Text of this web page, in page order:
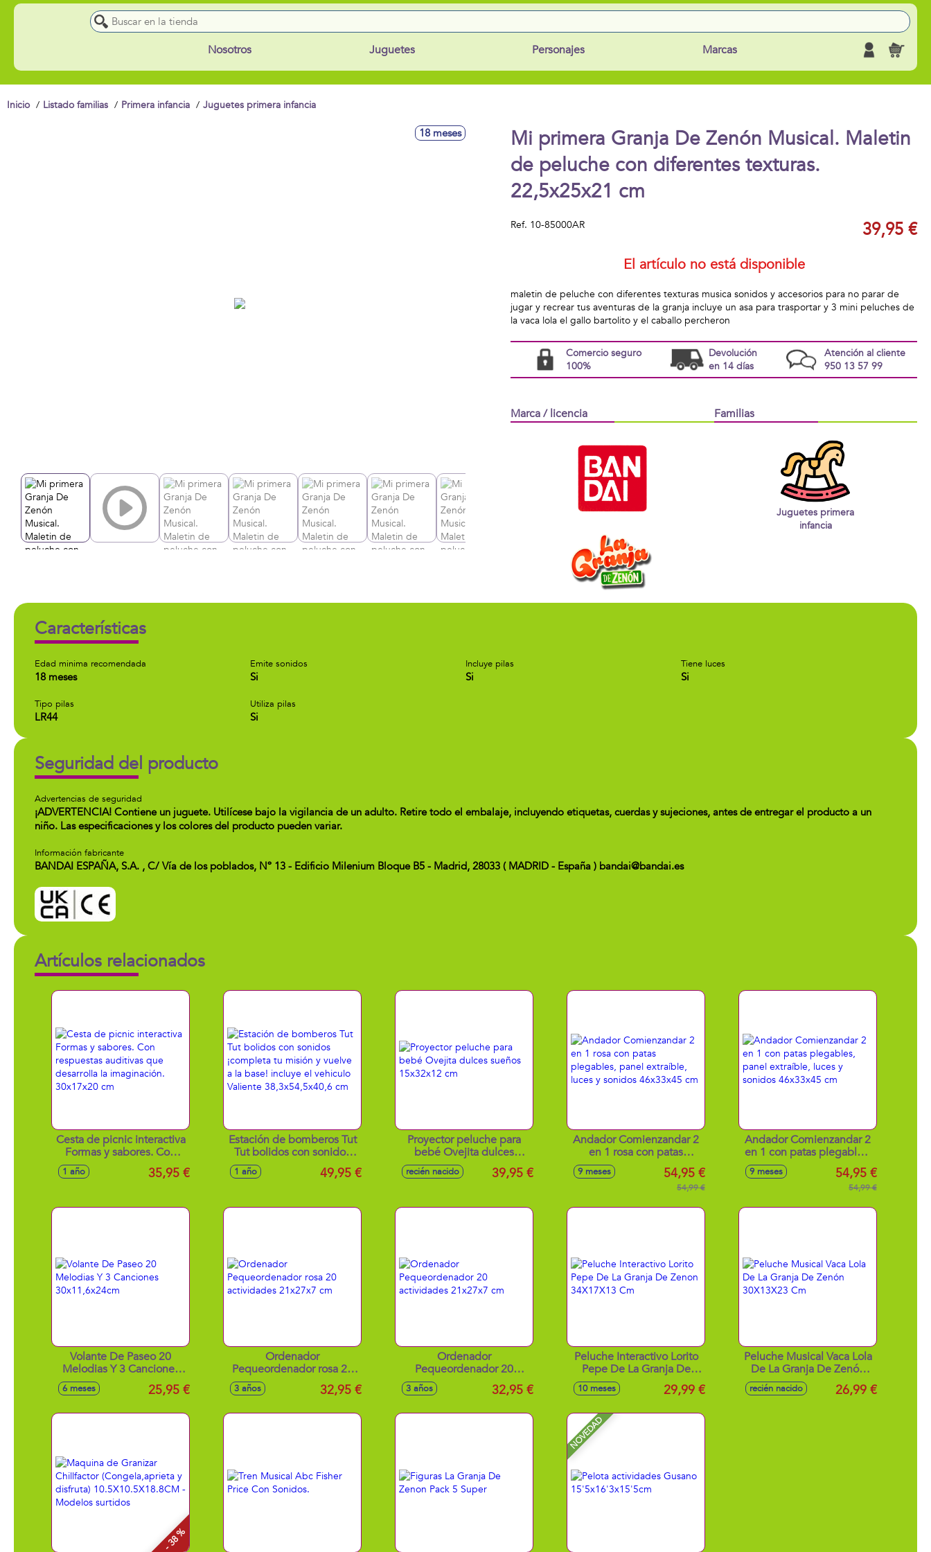
Nosotros Juguetes Personajes Marcas
Inicio Listado familias Primera infancia Juguetes primera infancia
18 meses
Mi primera Granja De Zenón Musical. Maletin
de peluche con diferentes texturas.
22,5x25x21 cm
Ref. 10-85000AR 39,95 €
El artículo no está disponible
maletin de peluche con diferentes texturas musica sonidos y accesorios para no parar de
jugar y recrear tus aventuras de la granja incluye un asa para trasportar y 3 mini peluches de
la vaca lola el gallo bartolito y el caballo percheron
Comercio seguro
100%
Devolución
en 14 días
Atención al cliente
950 13 57 99
Marca / licencia Familias
Juguetes primera
infancia
Características
Edad minima recomendada
18 meses
Emite sonidos
Si
Incluye pilas
Si
Tiene luces
Si
Tipo pilas
LR44
Utiliza pilas
Si
Seguridad del producto
Advertencias de seguridad
¡ADVERTENCIA! Contiene un juguete. Utilícese bajo la vigilancia de un adulto. Retire todo el embalaje, incluyendo etiquetas, cuerdas y sujeciones, antes de entregar el producto a un
niño. Las especificaciones y los colores del producto pueden variar.
Información fabricante
BANDAI ESPAÑA, S.A. , C/ Vía de los poblados, Nº 13 - Edificio Milenium Bloque B5 - Madrid, 28033 ( MADRID - España ) bandai@bandai.es
Artículos relacionados
Cesta de picnic interactiva
Formas y sabores. Con
respuestas auditivas que
desarrolla la imaginación.
1 año 35,95 €
Estación de bomberos Tut
Tut bolidos con sonidos
¡completa tu misión y
vuelve a la base! incluye el
1 año 49,95 €
Proyector peluche para
bebé Ovejita dulces
sueños 15x32x12 cm
recién nacido 39,95 €
Andador Comienzandar 2
en 1 rosa con patas
plegables, panel extraíble,
luces y sonidos 46x33x45
9 meses 54,95 €
54,99 €
Andador Comienzandar 2
en 1 con patas plegables,
panel extraíble, luces y
sonidos 46x33x45 cm
9 meses 54,95 €
54,99 €
Volante De Paseo 20
Melodias Y 3 Canciones
30x11,6x24cm
6 meses 25,95 €
Ordenador
Pequeordenador rosa 20
actividades 21x27x7 cm
3 años 32,95 €
Ordenador
Pequeordenador 20
actividades 21x27x7 cm
3 años 32,95 €
Peluche Interactivo Lorito
Pepe De La Granja De
Zenon 34X17X13 Cm
10 meses 29,99 €
Peluche Musical Vaca Lola
De La Granja De Zenón
30X13X23 Cm
recién nacido 26,99 €
- 38 %
NOVEDAD